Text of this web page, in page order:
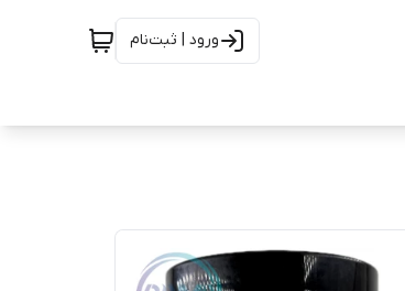
ورود | ثبت‌نام